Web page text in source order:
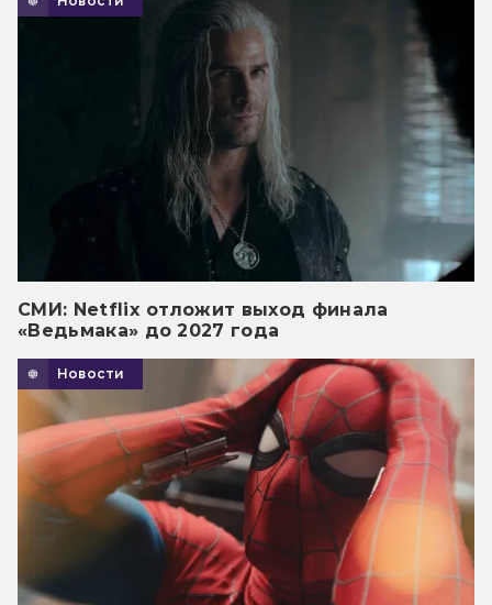
СМИ: Netflix отложит выход финала
«Ведьмака» до 2027 года
Новости